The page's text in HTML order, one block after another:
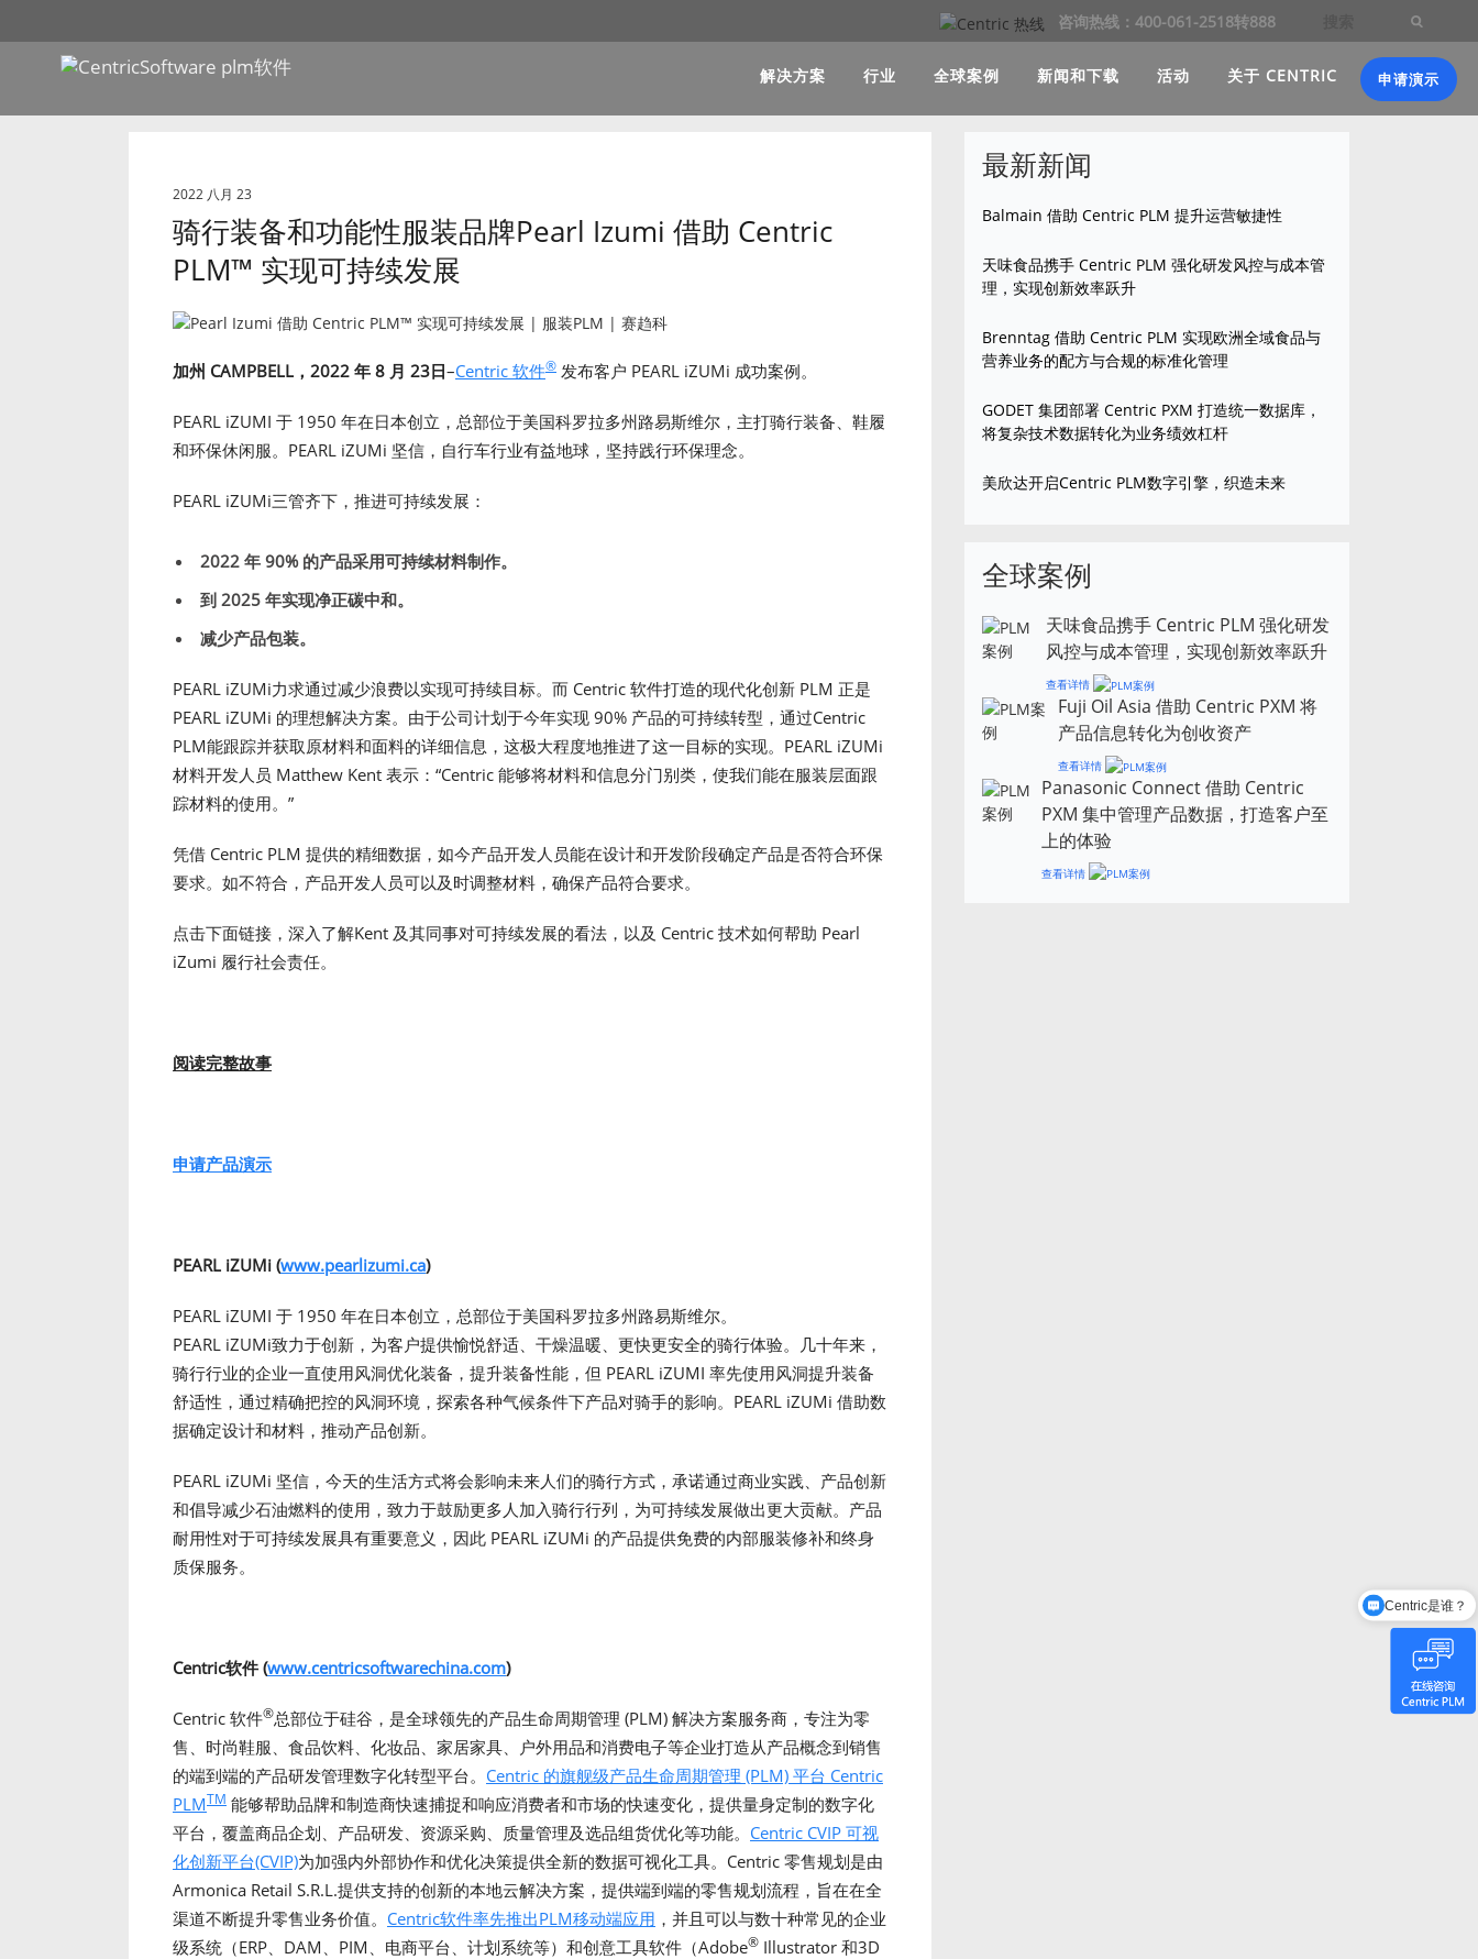
咨询热线：400-061-2518转888
解决方案 行业 全球案例 新闻和下载 活动 关于 CENTRIC 申请演示
2022 八月 23
骑行装备和功能性服装品牌Pearl Izumi 借助 Centric
PLM™ 实现可持续发展
加州 CAMPBELL， 2022 年 8 月 23日–Centric 软件® 发布客户 PEARL iZUMi 成功案例。
PEARL iZUMI 于 1950 年在日本创立，总部位于美国科罗拉多州路易斯维尔，主打骑行装备、鞋履
和环保休闲服。PEARL iZUMi 坚信，自行车行业有益地球，坚持践行环保理念。
PEARL iZUMi三管齐下，推进可持续发展：
2022 年 90% 的产品采用可持续材料制作。
到 2025 年实现净正碳中和。
减少产品包装。
PEARL iZUMi力求通过减少浪费以实现可持续目标。而 Centric 软件打造的现代化创新 PLM 正是
PEARL iZUMi 的理想解决方案。由于公司计划于今年实现 90% 产品的可持续转型，通过Centric
PLM能跟踪并获取原材料和面料的详细信息，这极大程度地推进了这一目标的实现。PEARL iZUMi
材料开发人员 Matthew Kent 表示：“Centric 能够将材料和信息分门别类，使我们能在服装层面跟
踪材料的使用。”
凭借 Centric PLM 提供的精细数据，如今产品开发人员能在设计和开发阶段确定产品是否符合环保
要求。如不符合，产品开发人员可以及时调整材料，确保产品符合要求。
点击下面链接，深入了解Kent 及其同事对可持续发展的看法，以及 Centric 技术如何帮助 Pearl
iZumi 履行社会责任。
阅读完整故事
申请产品演示
PEARL iZUMi (www.pearlizumi.ca)
PEARL iZUMI 于 1950 年在日本创立，总部位于美国科罗拉多州路易斯维尔。
PEARL iZUMi致力于创新，为客户提供愉悦舒适、干燥温暖、更快更安全的骑行体验。几十年来，
骑行行业的企业一直使用风洞优化装备，提升装备性能，但 PEARL iZUMI 率先使用风洞提升装备
舒适性，通过精确把控的风洞环境，探索各种气候条件下产品对骑手的影响。PEARL iZUMi 借助数
据确定设计和材料，推动产品创新。
PEARL iZUMi 坚信，今天的生活方式将会影响未来人们的骑行方式，承诺通过商业实践、产品创新
和倡导减少石油燃料的使用，致力于鼓励更多人加入骑行行列，为可持续发展做出更大贡献。产品
耐用性对于可持续发展具有重要意义，因此 PEARL iZUMi 的产品提供免费的内部服装修补和终身
质保服务。
Centric软件 (www.centricsoftwarechina.com)
Centric 软件®总部位于硅谷，是全球领先的产品生命周期管理 (PLM) 解决方案服务商，专注为零
售、时尚鞋服、食品饮料、化妆品、家居家具、户外用品和消费电子等企业打造从产品概念到销售
的端到端的产品研发管理数字化转型平台。 Centric 的旗舰级产品生命周期管理 (PLM) 平台 Centric
PLMTM 能够帮助品牌和制造商快速捕捉和响应消费者和市场的快速变化，提供量身定制的数字化
平台，覆盖商品企划、产品研发、资源采购、质量管理及选品组货优化等功能。 Centric CVIP 可视
化创新平台(CVIP)为加强内外部协作和优化决策提供全新的数据可视化工具。Centric 零售规划是由
Armonica Retail S.R.L.提供支持的创新的本地云解决方案，提供端到端的零售规划流程，旨在在全
渠道不断提升零售业务价值。 Centric软件率先推出PLM移动端应用 ，并且可以与数十种常见的企业
级系统（ERP、DAM、PIM、电商平台、计划系统等）和创意工具软件（Adobe® Illustrator 和3D
最新新闻
Balmain 借助 Centric PLM 提升运营敏捷性
天味食品携手 Centric PLM 强化研发风控与成本管
理，实现创新效率跃升
Brenntag 借助 Centric PLM 实现欧洲全域食品与
营养业务的配方与合规的标准化管理
GODET 集团部署 Centric PXM 打造统一数据库，
将复杂技术数据转化为业务绩效杠杆
美欣达开启Centric PLM数字引擎，织造未来
全球案例
天味食品携手 Centric PLM 强化研发
风控与成本管理，实现创新效率跃升
查看详情
Fuji Oil Asia 借助 Centric PXM 将
产品信息转化为创收资产
查看详情
Panasonic Connect 借助 Centric
PXM 集中管理产品数据，打造客户至
上的体验
查看详情
Centric是谁？